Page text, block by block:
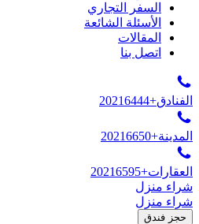
السفر التجاري
الأسئلة الشائعة
المقالات
اتصل بنا
الفنادق+20216444
المدينة+20216650
العقارات+20216595
شراء منزل
شراء منزل
حجز فندق